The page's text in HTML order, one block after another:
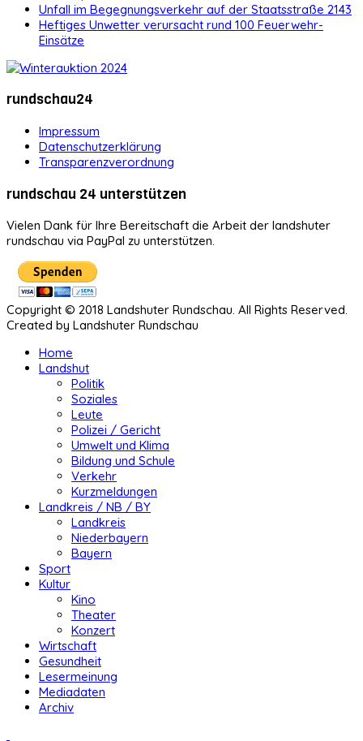
Unfall im Begegnungsverkehr auf der Staatsstraße 2143
Heftiges Unwetter verursacht rund 100 Feuerwehr-
Einsätze
rundschau24
Impressum
Datenschutzerklärung
Transparenzverordnung
rundschau 24 unterstützen
Vielen Dank für Ihre Bereitschaft die Arbeit der landshuter
rundschau via PayPal zu unterstützen.
Copyright © 2018 Landshuter Rundschau. All Rights Reserved.
Created by Landshuter Rundschau
Home
Landshut
Politik
Soziales
Leute
Polizei / Gericht
Umwelt und Klima
Bildung und Schule
Verkehr
Kurzmeldungen
Landkreis / NB / BY
Landkreis
Niederbayern
Bayern
Sport
Kultur
Kino
Theater
Konzert
Wirtschaft
Gesundheit
Lesermeinung
Mediadaten
Archiv